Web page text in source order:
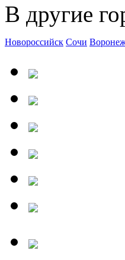
В другие
Новороссийск Сочи